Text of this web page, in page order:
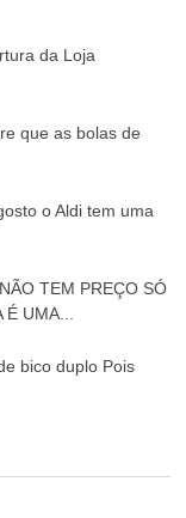
da Loja
que as bolas de
o Aldi tem uma
TEM PREÇO SÓ
É UMA...
bico duplo Pois